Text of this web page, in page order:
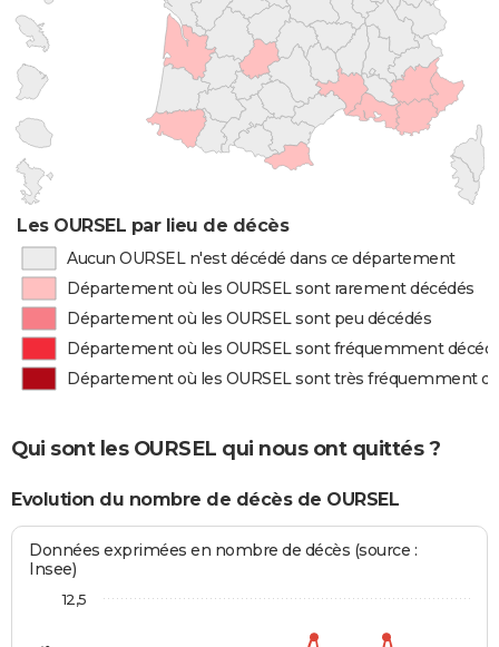
Les OURSEL par lieu de décès
Aucun OURSEL n'est décédé dans ce département
Département où les OURSEL sont rarement décédés
Département où les OURSEL sont peu décédés
Département où les OURSEL sont fréquemment
Département où les OURSEL sont très fréquemment
Qui sont les OURSEL qui nous ont quittés ?
Evolution du nombre de décès de OURSEL
Données exprimées en nombre de décès (source :
Insee)
12,5